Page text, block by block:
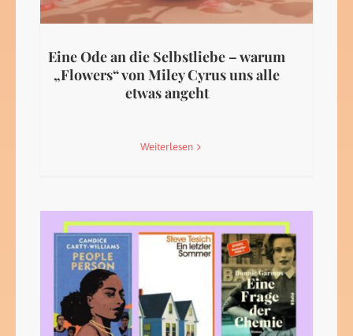
Eine Ode an die Selbstliebe – warum
„Flowers“ von Miley Cyrus uns alle
etwas angeht
Weiterlesen